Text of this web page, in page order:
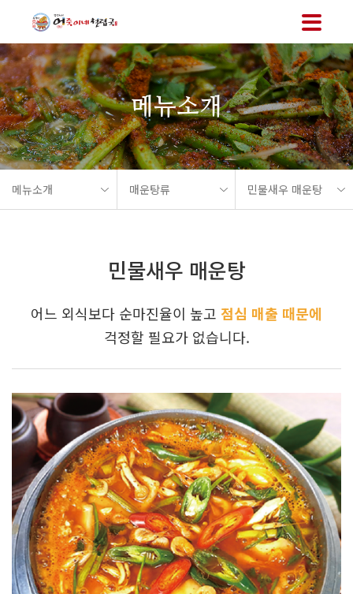
메뉴 바로가기
메뉴소개
메뉴소개 매운탕류 민물새우 매운탕
민물새우 매운탕
어느 외식보다 순마진율이 높고 점심 매출 때문에
걱정할 필요가 없습니다.